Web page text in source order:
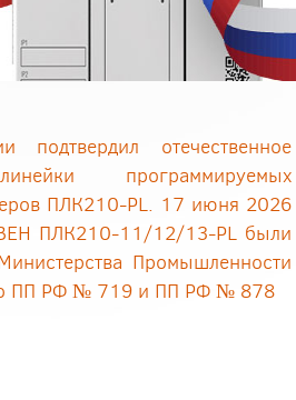
подтвердил отечественное
программируемых
ПЛК210-PL. 17 июня 2026
ПЛК210-11/12/13-PL были
Промышленности
ПП РФ № 719 и ПП РФ № 878